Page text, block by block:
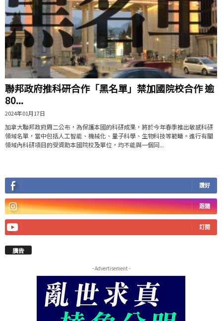
聯邦政府推科研合作「黑名單」禁加國院校合作 逾
80...
2024年01月17日
加拿大聯邦政府周二公布，為保護本國的科研成果，將於今年春季推出敏感科研
領域名單，當中包括人工智能、機械化、量子科學、生物科技等範疇。進行有關
領域內科研項目的受資助本國院校及單位，均不能與一個同...
讚好
跟隨
訂閱
廣告
- Advertisement -